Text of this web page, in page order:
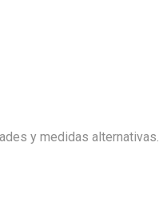
y medidas alternativas.